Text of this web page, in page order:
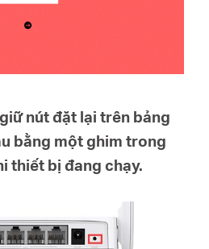
nút đặt lại trên bảng
bằng một ghim trong
thiết bị đang chạy.